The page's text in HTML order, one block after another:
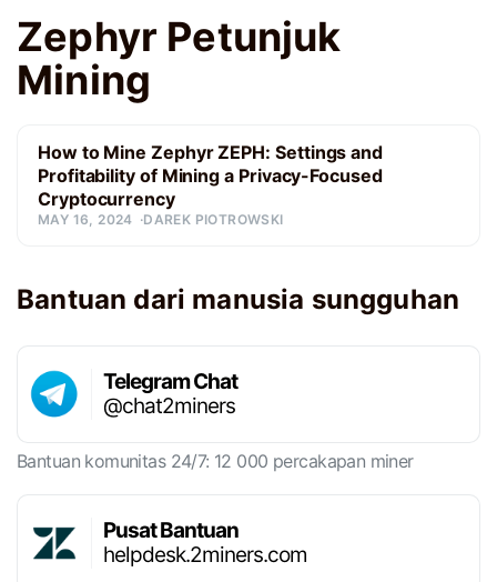
Zephyr Petunjuk
Mining
How to Mine Zephyr ZEPH: Settings and
Profitability of Mining a Privacy-Focused
Cryptocurrency
MAY 16, 2024 DAREK PIOTROWSKI
Bantuan dari manusia sungguhan
Telegram Chat
@chat2miners
Bantuan komunitas 24/7: 12 000 percakapan miner
Pusat Bantuan
helpdesk.2miners.com